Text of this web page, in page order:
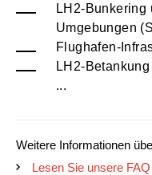
LH2-Bunkering
Umgebungen
Flughafen-
LH2-
...
Weitere Informationen
Lesen Sie unsere